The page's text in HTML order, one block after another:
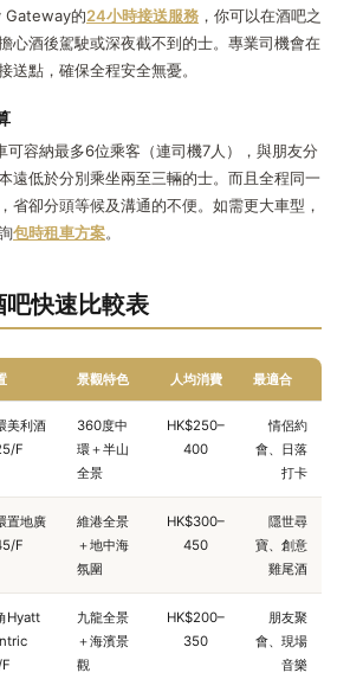
Gateway的24小時接送服務 ，你可以在酒吧之
心酒後駕駛或深夜截不到的士。專業司機會在
送點，確保全程安全無憂。
容納最多6位乘客（連司機7人），與朋友分
遠低於分別乘坐兩至三輛的士。而且全程同一
省卻分頭等候及溝通的不便。如需更大車型，
包時租車方案。
吧快速比較表
景觀特色 人均消費 最適合
美利酒
F
360度中
環＋半山
全景
HK$250–
400
情侶約
會、日落
打卡
置地廣
F
維港全景
＋地中海
氛圍
HK$300–
450
隱世尋
寶、創意
雞尾酒
Hyatt
九龍全景
＋海濱景
觀
HK$200–
350
朋友聚
會、現場
音樂